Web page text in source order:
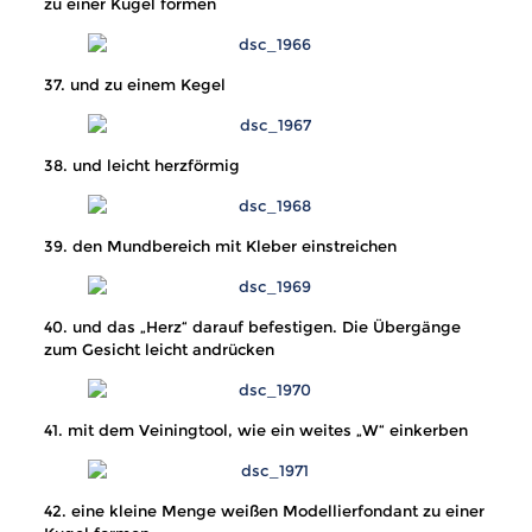
37. und zu einem Kegel
38. und leicht herzförmig
39. den Mundbereich mit Kleber einstreichen
40. und das „Herz“ darauf befestigen. Die Übergänge
zum Gesicht leicht andrücken
41. mit dem Veiningtool, wie ein weites „W“ einkerben
42. eine kleine Menge weißen Modellierfondant zu einer